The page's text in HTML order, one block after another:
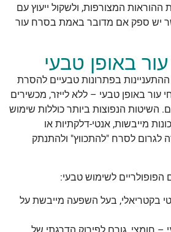
המצורפות, ולשקול ייעוץ עם
יש ספק אם מדובר באמת בסרח עור
באופן טבעי
בפתרונות טבעיים להסרת
עור באופן טבעי – ללא לייזר, מכשירים
השיטות הנפוצות ביותר כוללות שימוש
מייבשות, אנטי-דלקתיות או
לגרום לסרח "להתכווץ" ולהתנתק
הפופולריים לשימוש טבעי:
בקטריאלי, בעל השפעה מייבשת על